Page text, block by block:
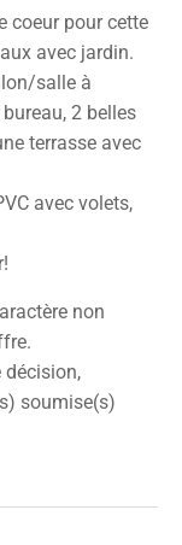
coeur pour cette
avec jardin.
salle à
2 belles
terrasse avec
avec volets,
non
décision,
soumise(s)